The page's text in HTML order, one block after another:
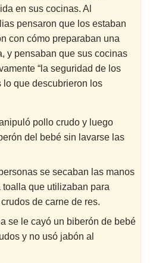
en sus cocinas. Al
pensaron que los estaban
con cómo preparaban una
y pensaban que sus cocinas
“la seguridad de los
lo que descubrieron los
pollo crudo y luego
del bebé sin lavarse las
se secaban las manos
toalla que utilizaban para
de carne de res.
se le cayó un biberón de bebé
y no usó jabón al